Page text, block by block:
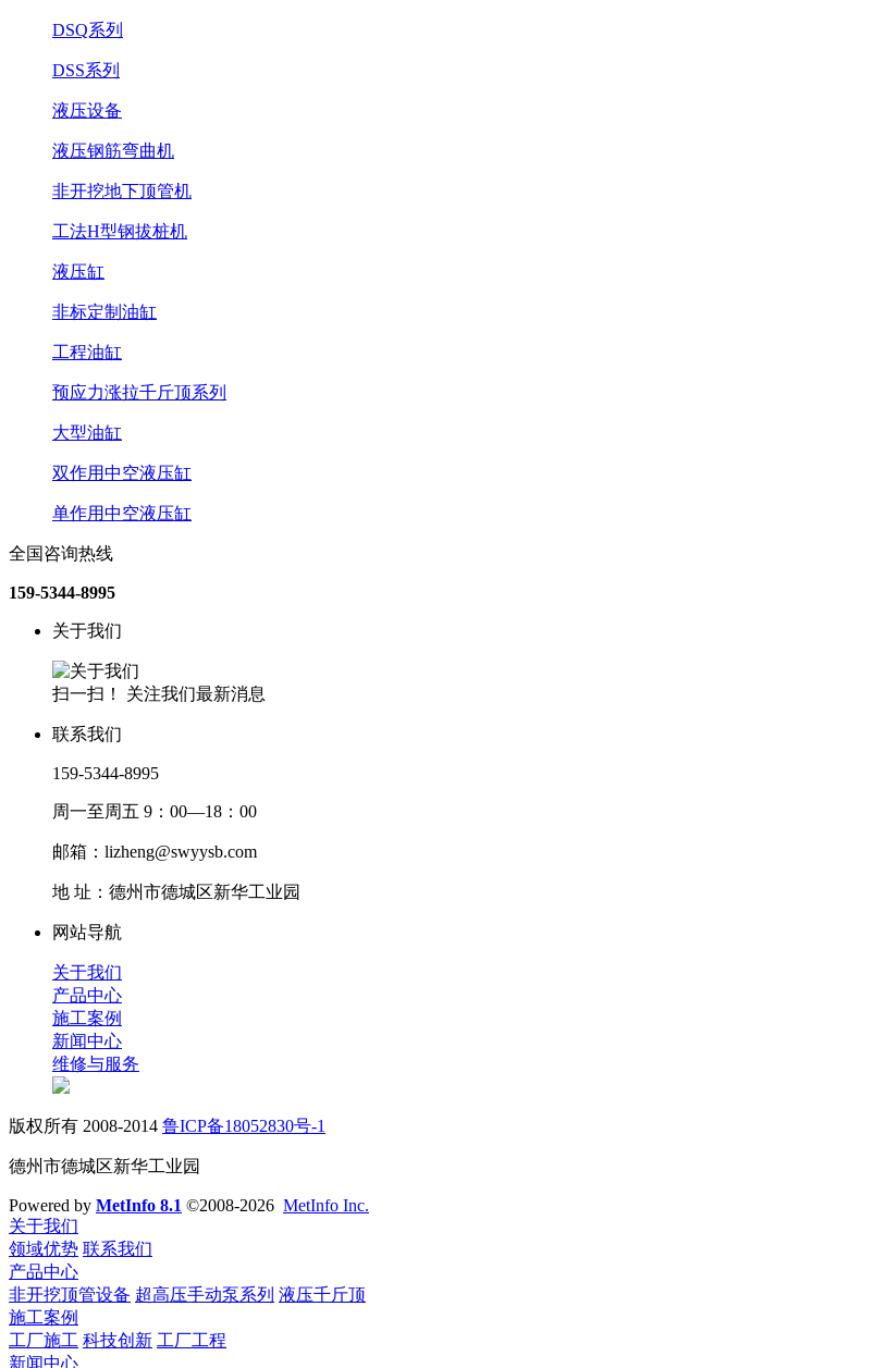
DSQ系列
DSS系列
液压设备
液压钢筋弯曲机
非开挖地下顶管机
工法H型钢拔桩机
液压缸
非标定制油缸
工程油缸
预应力涨拉千斤顶系列
大型油缸
双作用中空液压缸
单作用中空液压缸
全国咨询热线
159-5344-8995
关于我们
扫一扫！ 关注我们最新消息
联系我们
159-5344-8995
周一至周五 9：00—18：00
邮箱：lizheng@swyysb.com
地 址：德州市德城区新华工业园
网站导航
关于我们
产品中心
施工案例
新闻中心
维修与服务
版权所有 2008-2014 鲁ICP备18052830号-1
德州市德城区新华工业园
Powered by MetInfo 8.1 ©2008-2026 MetInfo Inc.
关于我们
领域优势 联系我们
产品中心
非开挖顶管设备 超高压手动泵系列 液压千斤顶
施工案例
工厂施工 科技创新 工厂工程
新闻中心